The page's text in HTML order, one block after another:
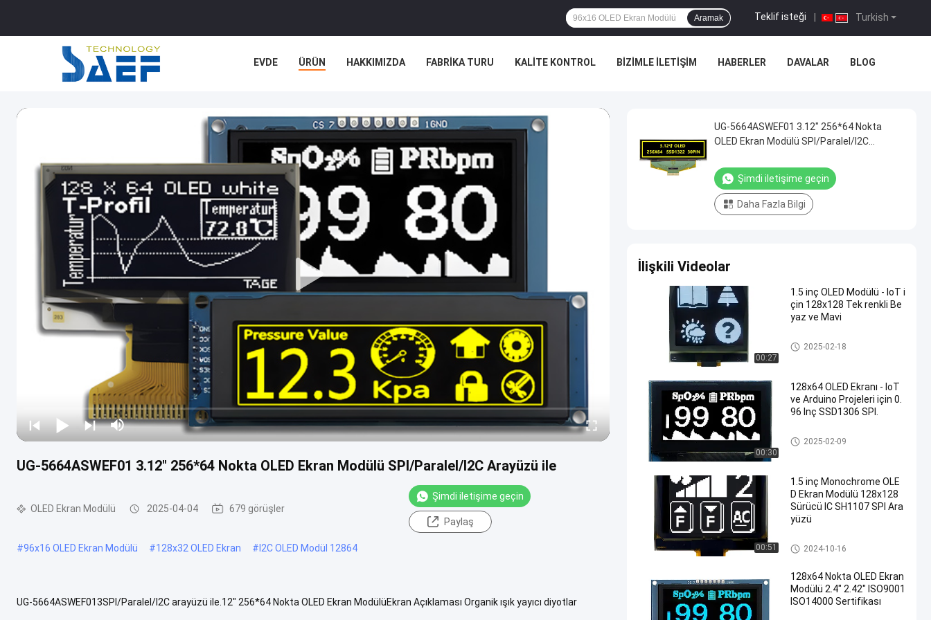
Turkish
Teklif isteği
Aramak
EVDE ÜRÜN HAKKIMIZDA FABRIKA TURU KALITE KONTROL BIZIMLE İLETIŞIM HABERLER DAVALAR BLOG
UG-5664ASWEF01 3.12" 256*64 Nokta OLED Ekran Modülü SPI/Paralel/I2C Arayüzü ile
OLED Ekran Modülü 2025-04-04 679 görüşler
Şimdi iletişime geçin
Paylaş
#96x16 OLED Ekran Modülü #128x32 OLED Ekran #I2C OLED Modül 12864
UG-5664ASWEF013SPI/Paralel/I2C arayüzü ile.12" 256*64 Nokta OLED Ekran ModülüEkran Açıklaması Organik ışık yayıcı diyotlar
UG-5664ASWEF01 3.12" 256*64 Nokta
OLED Ekran Modülü SPI/Paralel/I2C
Şimdi iletişime geçin
Daha Fazla Bilgi
İlişkili Videolar
00:27
1.5 inç OLED Modülü - IoT i
çin 128x128 Tek renkli Be
yaz ve Mavi
OLED Ekran Modülü
2025-02-18
00:30
128x64 OLED Ekranı - IoT
ve Arduino Projeleri için 0.
96 Inç SSD1306 SPI.
OLED Ekran Modülü
2025-02-09
00:51
1.5 inç Monochrome OLE
D Ekran Modülü 128x128
Sürücü IC SH1107 SPI Ara
yüzü
OLED Ekran Modülü
2024-10-16
128x64 Nokta OLED Ekran
Modülü 2.4" 2.42" ISO9001
ISO14000 Sertifikası